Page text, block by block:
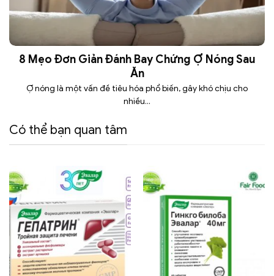
8 Mẹo Đơn Giản Đánh Bay Chứng Ợ Nóng Sau
Ăn
Ợ nóng là một vấn đề tiêu hóa phổ biến, gây khó chịu cho
nhiều...
Có thể bạn quan tâm